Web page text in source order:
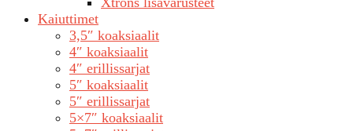
Kaiuttimet
3,5″ koaksiaalit
4″ koaksiaalit
4″ erillissarjat
5″ koaksiaalit
5″ erillissarjat
5×7″ koaksiaalit